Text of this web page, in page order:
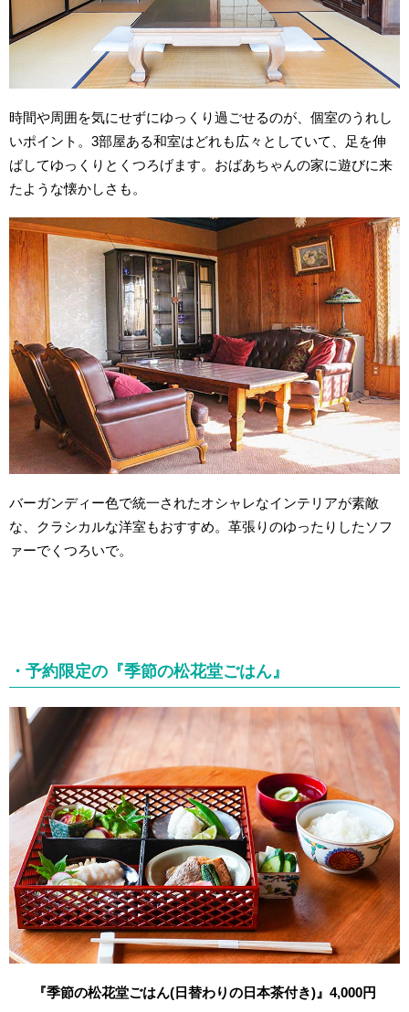
時間や周囲を気にせずにゆっくり過ごせるのが、個室のうれし
いポイント。3部屋ある和室はどれも広々としていて、足を伸
ばしてゆっくりとくつろげます。おばあちゃんの家に遊びに来
たような懐かしさも。
バーガンディー色で統一されたオシャレなインテリアが素敵
な、クラシカルな洋室もおすすめ。革張りのゆったりしたソフ
ァーでくつろいで。
・予約限定の『季節の松花堂ごはん』
『季節の松花堂ごはん(日替わりの日本茶付き)』4,000円